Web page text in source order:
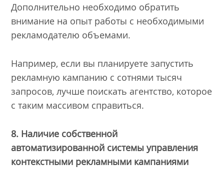
Дополнительно необходимо обратить
внимание на опыт работы с необходимыми
рекламодателю объемами.
Например, если вы планируете запустить
рекламную кампанию с сотнями тысяч
запросов, лучше поискать агентство, которое
с таким массивом справиться.
8. Наличие собственной
автоматизированной системы управления
контекстными рекламными кампаниями